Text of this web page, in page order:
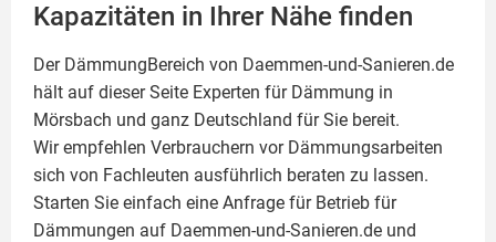
Kapazitäten in Ihrer Nähe finden
Der DämmungBereich von Daemmen-und-Sanieren.de
hält auf dieser Seite Experten für Dämmung in
Mörsbach und ganz Deutschland für Sie bereit.
Wir empfehlen Verbrauchern vor Dämmungsarbeiten
sich von Fachleuten ausführlich beraten zu lassen.
Starten Sie einfach eine Anfrage für Betrieb für
Dämmungen auf Daemmen-und-Sanieren.de und